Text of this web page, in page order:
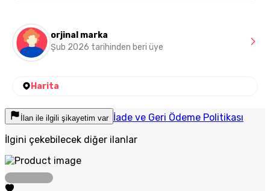
orjinal marka
Şub 2026 tarihinden beri üye
Harita
İlan ile ilgili şikayetim var İade ve Geri Ödeme Politikası
İlgini çekebilecek diğer ilanlar